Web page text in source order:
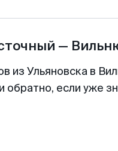
—
из Ульяновска в
если уже